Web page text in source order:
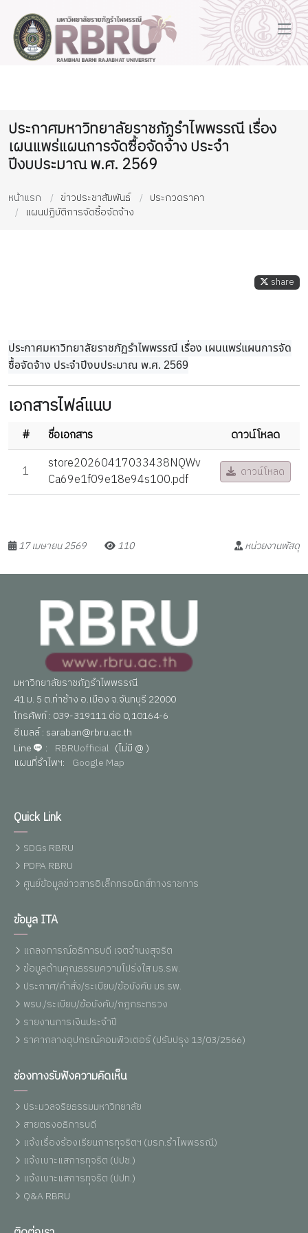
ประกาศมหาวิทยาลัยราชภัฏรำไพพรรณี เรื่อง
เผนแพร่แผนการจัดซื้อจัดจ้าง ประจำ
ปีงบประมาณ พ.ศ. 2569
หน้าแรก ข่าวประชาสัมพันธ์
ประกวดราคา
แผนปฏิบัติการจัดซื้อจัดจ้าง
share
ประกาศมหาวิทยาลัยราชภัฏรำไพพรรณี เรื่อง เผนแพร่แผนการจัด
ซื้อจัดจ้าง ประจำปีงบประมาณ พ.ศ. 2569
เอกสารไฟล์แนบ
# ชื่อเอกสาร
ดาวน์โหลด
1
store20260417033438NQWv
Ca69e1f09e18e94s100.pdf
ดาวน์โหลด
17 เมษายน 2569 110 หน่วยงานพัสดุ
มหาวิทยาลัยราชภัฏรำไพพรรณี
41 ม. 5 ต.ท่าช้าง อ.เมือง จ.จันทบุรี 22000
โทรศัพท์ : 039-319111 ต่อ 0,10164-6
อีเมลล์ : saraban@rbru.ac.th
Line
: RBRUofficial (ไม่มี @ )
แผนที่รำไพฯ: Google Map
Quick Link
SDGs RBRU
PDPA RBRU
ศูนย์ข้อมูลข่าวสารอิเล็กทรอนิกส์ทางราชการ
ข้อมูล ITA
แถลงการณ์อธิการบดี เจตจำนงสุจริต
ข้อมูลด้านคุณธรรมความโปร่งใส มร.รพ.
ประกาศ/คำสั่ง/ระเบียบ/ข้อบังคับ มร.รพ.
พรบ./ระเบียบ/ข้อบังคับ/กฏกระทรวง
รายงานการเงินประจำปี
ราคากลางอุปกรณ์คอมพิวเตอร์ (ปรับปรุง 13/03/2566)
ช่องทางรับฟังความคิดเห็น
ประมวลจริยธรรมมหาวิทยาลัย
สายตรงอธิการบดี
แจ้งเรื่องร้องเรียนการทุจริตฯ (มรภ.รำไพพรรณี)
แจ้งเบาะแสการทุจริต (ปปช.)
แจ้งเบาะแสการทุจริต (ปปท.)
Q&A RBRU